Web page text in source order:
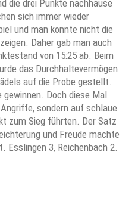
die drei Punkte nachhause
sich immer wieder
und man konnte nicht die
Daher gab man auch
von 15:25 ab. Beim
das Durchhaltevermögen
auf die Probe gestellt.
Doch diese Mal
sondern auf schlaue
zum Sieg führten. Der Satz
und Freude machte
Esslingen 3, Reichenbach 2.